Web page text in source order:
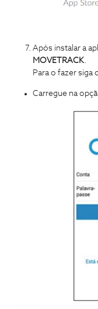
Após instalar a
MOVETRACK.
Para o fazer siga
Carregue na